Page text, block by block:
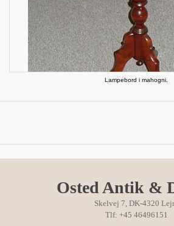
Lampebord i mahogni.
Osted Antik &
Skelvej 7, DK-4320
Tlf: +45 46496151